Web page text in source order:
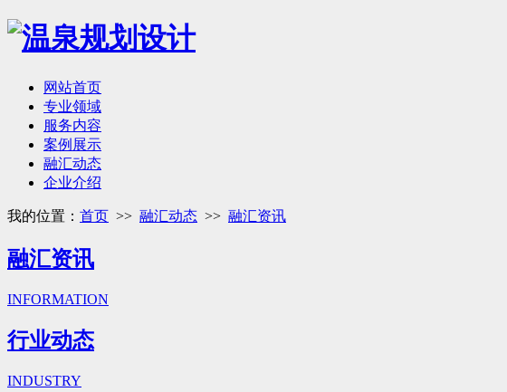
网站首页
专业领域
服务内容
案例展示
融汇动态
企业介绍
我的位置： 首页 >> 融汇动态 >> 融汇资讯
融汇资讯
INFORMATION
行业动态
INDUSTRY